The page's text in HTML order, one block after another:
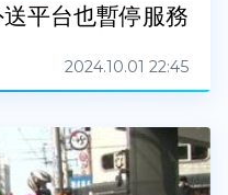
平台也暫停服務
2024.10.01 22:45